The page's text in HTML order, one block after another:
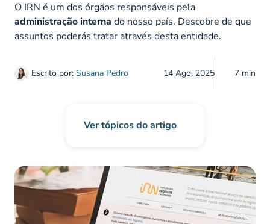
Escrito por: Susana Pedro 14 Ago, 2025 7 min
O IRN é um dos órgãos responsáveis pela
administração interna do nosso país. Descobre de que
assuntos poderás tratar através desta entidade.
Ver tópicos do artigo